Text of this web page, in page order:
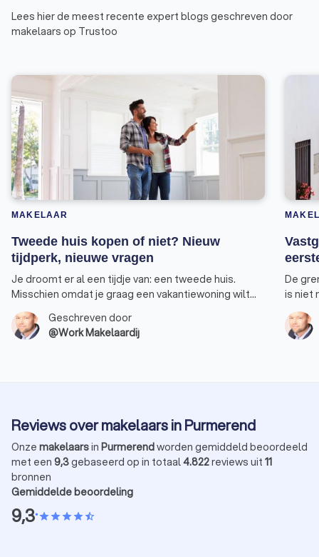
Lees hier de meest recente expert blogs geschreven door
makelaars op Trustoo
MAKELAAR
Tweede huis kopen of niet? Nieuw
tijdperk, nieuwe vragen
Je droomt er al een tijdje van: een tweede huis.
Misschien omdat je graag een vakantiewoning wilt
bezitten waarnaar je tijdens de wintermaanden kan
uitwijken. Of omdat je extra inkomen wilt genereren
door het huis te verhuren. Feit is dat de regels op het
Geschreven door
@Work Makelaardij
De
is niet
Een
Reviews over makelaars in Purmerend
Onze makelaarsin Purmerendworden gemiddeld beoordeeld
met een 9,3gebaseerd op in totaal4.822reviews uit 11
bronnen
Gemiddelde beoordeling
9,3•starstarstarstarstar_half